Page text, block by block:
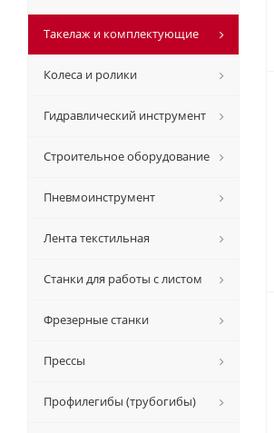
Такелаж и комплектующие
Колеса и ролики
Гидравлический инструмент
Строительное оборудование
Пневмоинструмент
Лента текстильная
Станки для работы с листом
Фрезерные станки
Прессы
Профилегибы (трубогибы)